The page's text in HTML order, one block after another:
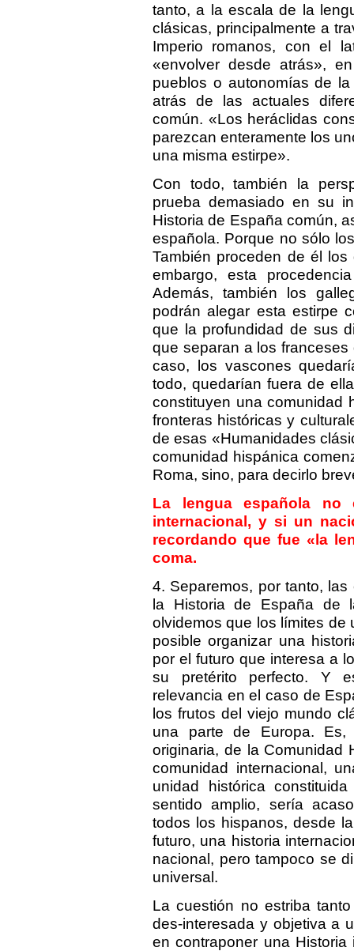
tanto, a la escala de la
clásicas, principalmente a
Imperio romanos, con el
«envolver desde atrás»,
pueblos o autonomías de
atrás de las actuales
común. «Los heráclidas
parezcan enteramente los
una misma estirpe».
Con todo, también la
prueba demasiado en su
Historia de España común,
española. Porque no sólo
También proceden de él
embargo, esta
Además, también los
podrán alegar esta estirpe
que la profundidad de sus
que separan a los
caso, los vascones
todo, quedarían fuera de
constituyen una comunidad
fronteras históricas y
de esas «Humanidades
comunidad hispánica
Roma, sino, para decirlo
La lengua española no
internacional, y si un
recordando que fue «la
coma.
4. Separemos, por tanto,
la Historia de España de
olvidemos que los límites de
posible organizar una
por el futuro que interesa a
su pretérito perfecto. Y
relevancia en el caso de
los frutos del viejo mundo
una parte de Europa.
originaria, de la Comunidad
comunidad internacional,
unidad histórica
sentido amplio, sería
todos los hispanos, desde
futuro, una historia
nacional, pero tampoco se
universal.
La cuestión no estriba
des-interesada y objetiva a
en contraponer una